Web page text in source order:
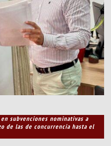
subvenciones nominativas a
de las de concurrencia hasta el